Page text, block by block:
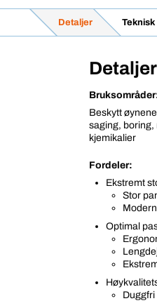
Detaljer Teknisk
Detaljer
Beskytt
saging, boring,
kjemikalier
Fordeler:
Ekstremt
Stor
Optimal
Duggfri